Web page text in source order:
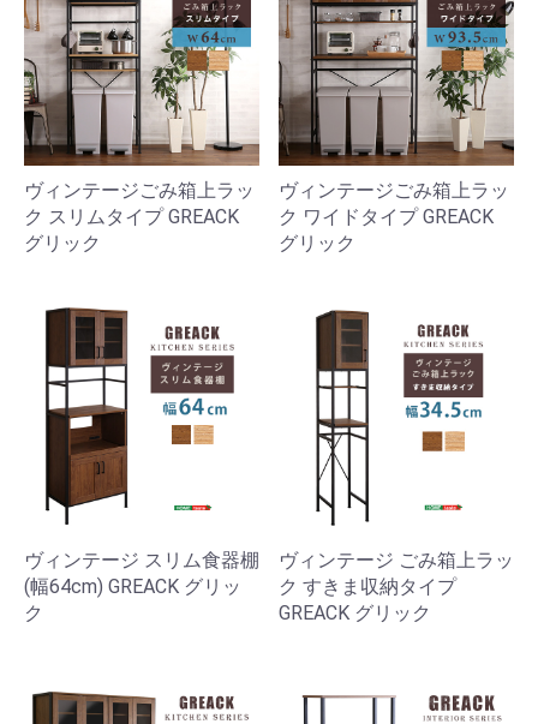
ヴィンテージごみ箱上ラッ
ク スリムタイプ GREACK
グリック
ヴィンテージごみ箱上ラッ
ク ワイドタイプ GREACK
グリック
ヴィンテージ スリム食器棚
(幅64cm) GREACK グリッ
ク
ヴィンテージ ごみ箱上ラッ
ク すきま収納タイプ
GREACK グリック